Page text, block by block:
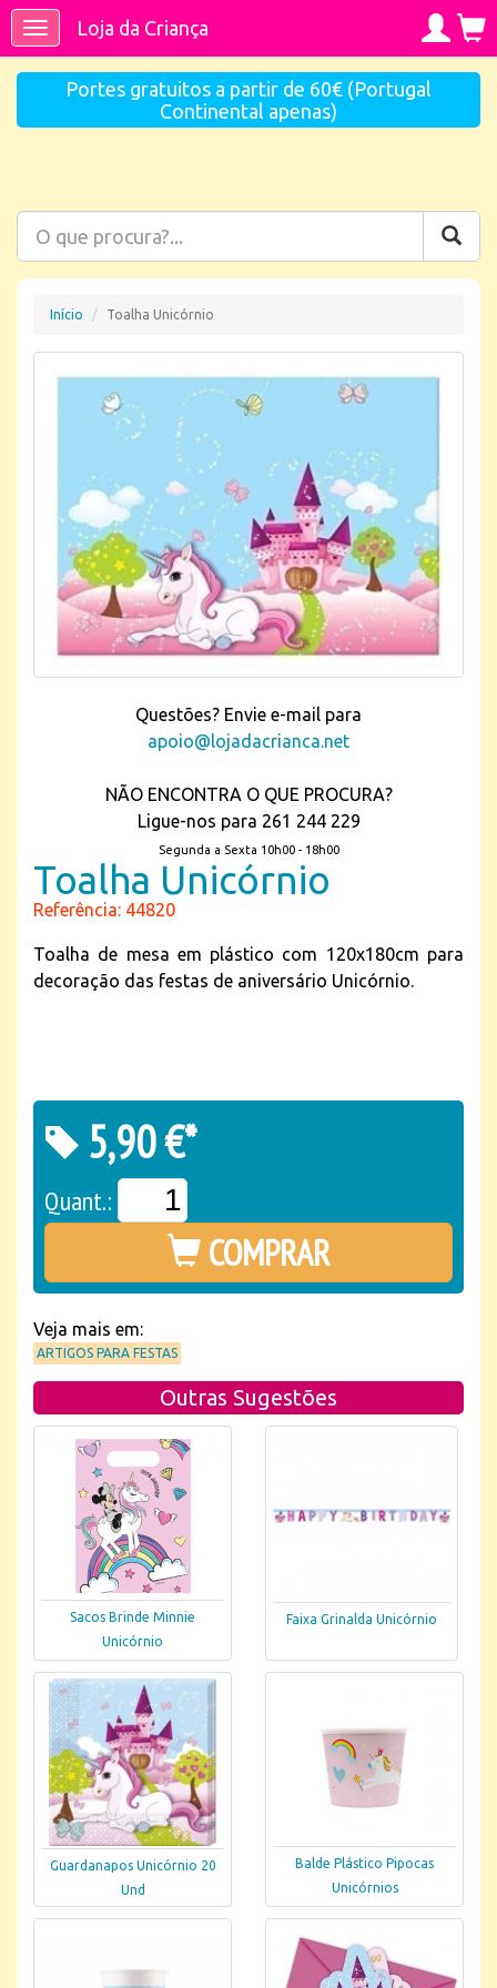
ToggleLoja da Criança
Portes gratuitos a partir de 60€ (Portugal
Continental apenas)
Início Toalha Unicórnio
Questões? Envie e-mail para
apoio@lojadacrianca.net
NÃO ENCONTRA O QUE PROCURA?
Ligue-nos para 261 244 229
Segunda a Sexta 10h00 - 18h00
Toalha Unicórnio
Referência: 44820
Toalha de mesa em plástico com 120x180cm para
decoração das festas de aniversário Unicórnio.
5,90 €*
Quant.:
COMPRAR
Veja mais em:
ARTIGOS PARA FESTAS
Outras Sugestões
Sacos Brinde Minnie
Unicórnio
Faixa Grinalda Unicórnio
Guardanapos Unicórnio 20
Und
Balde Plástico Pipocas
Unicórnios